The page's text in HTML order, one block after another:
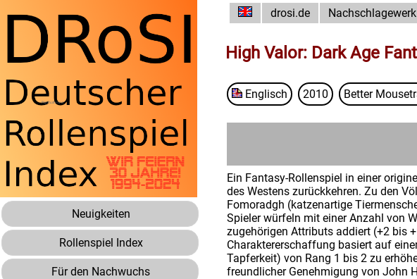
Neuigkeiten
Rollenspiel Index
Für den Nachwuchs
drosi.de Nachschlagewerk
High Valor: Dark Age
Englisch 2010 Better
Ein Fantasy-Rollenspiel in einer
des Westens zurückkehren. Zu den
Fomoradgh (katzenartige
Spieler würfeln mit einer Anzahl von
zugehörigen Attributs addiert (+2 bis
Charaktererschaffung basiert auf
Tapferkeit) von Rang 1 bis 2 zu
freundlicher Genehmigung von John